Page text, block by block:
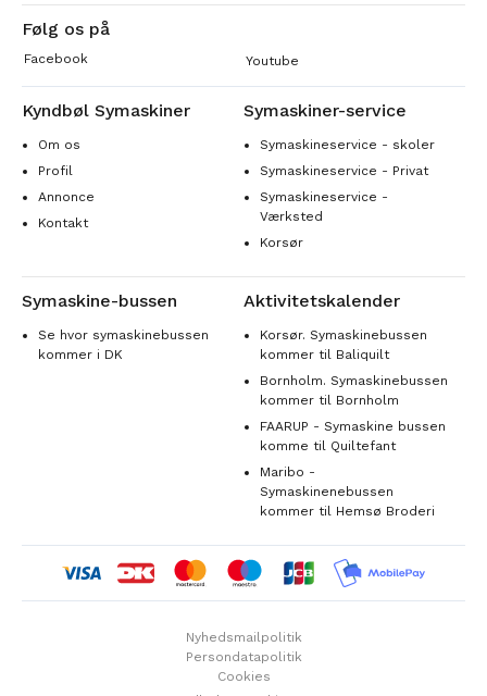
Følg os på
Facebook Youtube
Kyndbøl Symaskiner
Om os
Profil
Annonce
Kontakt
Symaskiner-service
Symaskineservice - skoler
Symaskineservice - Privat
Symaskineservice -
Værksted
Korsør
Symaskine-bussen
Se hvor symaskinebussen
kommer i DK
Aktivitetskalender
Korsør. Symaskinebussen
kommer til Baliquilt
Bornholm. Symaskinebussen
kommer til Bornholm
FAARUP - Symaskine bussen
komme til Quiltefant
Maribo -
Symaskinenebussen
kommer til Hemsø Broderi
Nyhedsmailpolitik
Persondatapolitik
Cookies